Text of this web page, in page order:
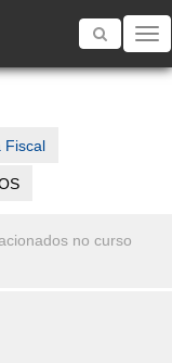
Toggle
Fiscal
no curso